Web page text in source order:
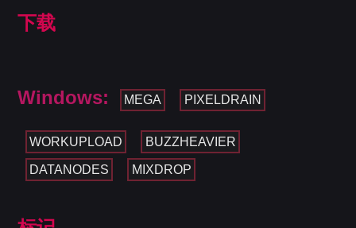
下载
Windows: MEGA PIXELDRAIN
WORKUPLOAD BUZZHEAVIER
DATANODES MIXDROP